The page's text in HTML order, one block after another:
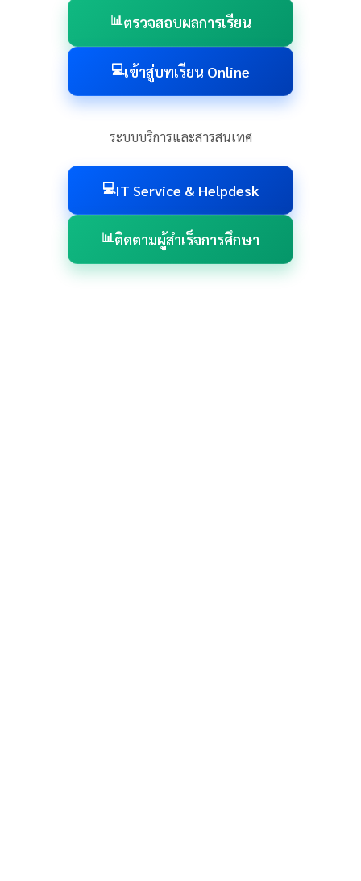
📊ตรวจสอบผลการเรียน
💻เข้าสู่บทเรียน Online
ระบบบริการและสารสนเทศ
💻IT Service & Helpdesk
📊ติดตามผู้สำเร็จการศึกษา